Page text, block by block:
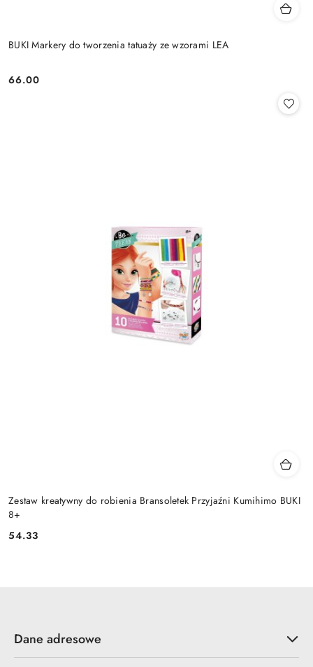
BUKI Markery do tworzenia tatuaży ze wzorami LEA
Cena:
66.00
Zestaw kreatywny do robienia Bransoletek Przyjaźni Kumihimo BUKI
8+
Cena:
54.33
Dane adresowe